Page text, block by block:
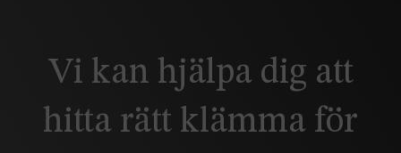
Vi kan hjälpa dig att
hitta rätt klämma för